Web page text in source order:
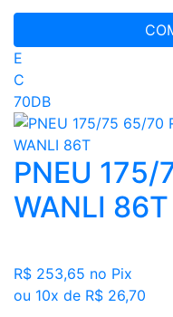
E
C
70DB
PNEU
WANLI 86T
R$ 253,65 no Pix
ou 10x de R$ 26,70